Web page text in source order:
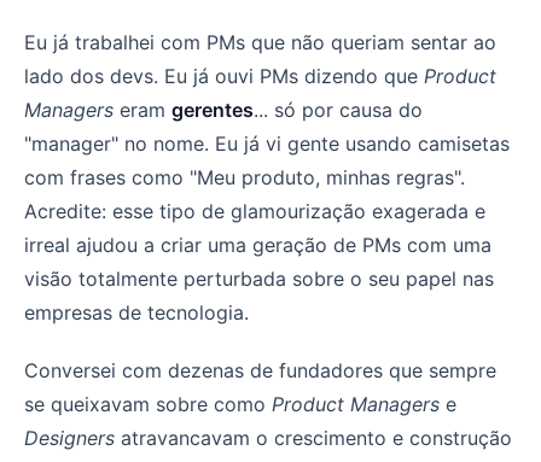
Eu já trabalhei com PMs que não queriam sentar ao
lado dos devs. Eu já ouvi PMs dizendo que Product
Managers eram gerentes... só por causa do
"manager" no nome. Eu já vi gente usando camisetas
com frases como "Meu produto, minhas regras".
Acredite: esse tipo de glamourização exagerada e
irreal ajudou a criar uma geração de PMs com uma
visão totalmente perturbada sobre o seu papel nas
empresas de tecnologia.
Conversei com dezenas de fundadores que sempre
se queixavam sobre como Product Managers e
Designers atravancavam o crescimento e construção